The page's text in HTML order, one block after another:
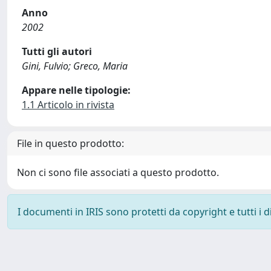
Anno
2002
Tutti gli autori
Gini, Fulvio; Greco, Maria
Appare nelle tipologie:
1.1 Articolo in rivista
File in questo prodotto:
Non ci sono file associati a questo prodotto.
I documenti in IRIS sono protetti da copyright e tutti i